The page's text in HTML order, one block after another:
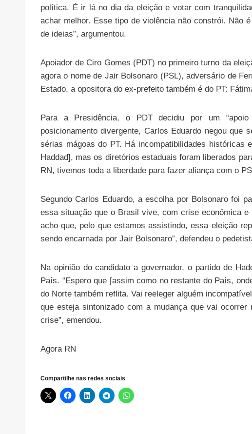
política. É ir lá no dia da eleição e votar com
achar melhor. Esse tipo de violência não constrói. Não
de ideias”, argumentou.
Apoiador de Ciro Gomes (PDT) no primeiro turno da
agora o nome de Jair Bolsonaro (PSL), adversário de
Estado, a opositora do ex-prefeito também é do PT:
Para a Presidência, o PDT decidiu por um
posicionamento divergente, Carlos Eduardo negou que
sérias mágoas do PT. Há incompatibilidades históricas
Haddad], mas os diretórios estaduais foram liberados
RN, tivemos toda a liberdade para fazer aliança com o
Segundo Carlos Eduardo, a escolha por Bolsonaro foi
essa situação que o Brasil vive, com crise econômica
acho que, pelo que estamos assistindo, essa eleição
sendo encarnada por Jair Bolsonaro”, defendeu o
Na opinião do candidato a governador, o partido de
País. “Espero que [assim como no restante do País,
do Norte também reflita. Vai reeleger alguém
que esteja sintonizado com a mudança que vai
crise”, emendou.
Agora RN
Compartilhe nas redes sociais